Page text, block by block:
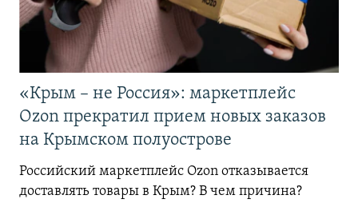
«Крым – не Россия»: маркетплейс
Ozon прекратил прием новых заказов
на Крымском полуострове
Российский маркетплейс Ozon отказывается
доставлять товары в Крым? В чем причина?